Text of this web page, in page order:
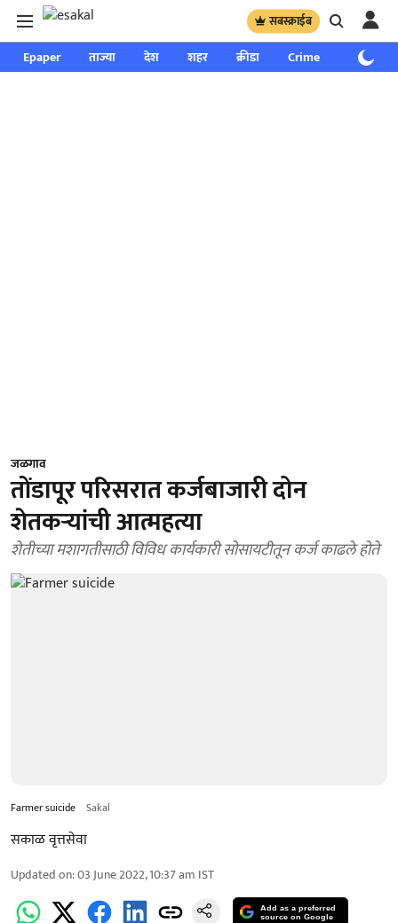
सबस्क्राईब
Epaper ताज्या देश शहर क्रीडा Crime साप्ताहिक
जळगाव
तोंडापूर परिसरात कर्जबाजारी दोन
शेतकऱ्यांची आत्महत्या
शेतीच्या मशागतीसाठी विविध कार्यकारी सोसायटीतून कर्ज काढले होते
Farmer suicide Sakal
सकाळ वृत्तसेवा
Updated on:03 June 2022, 10:37 am IST
Add as a preferred
source on Google